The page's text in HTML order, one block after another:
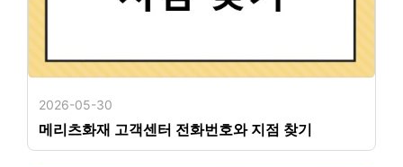
2026-05-30
메리츠화재 고객센터 전화번호와 지점 찾기